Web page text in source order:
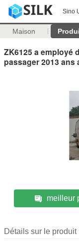
Sino
Maison
ZK6125 a employé
passager 2013
meilleur
Détails sur le produit